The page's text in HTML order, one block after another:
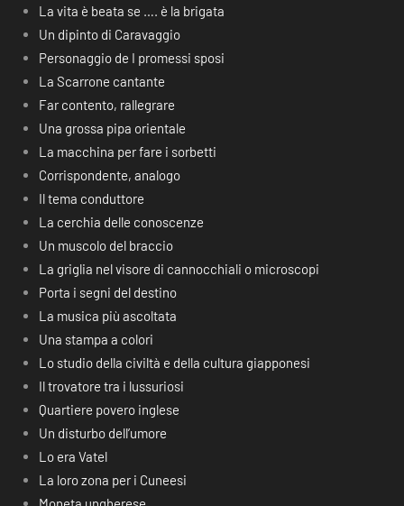
La vita è beata se …. è la brigata
Un dipinto di Caravaggio
Personaggio de I promessi sposi
La Scarrone cantante
Far contento, rallegrare
Una grossa pipa orientale
La macchina per fare i sorbetti
Corrispondente, analogo
Il tema conduttore
La cerchia delle conoscenze
Un muscolo del braccio
La griglia nel visore di cannocchiali o microscopi
Porta i segni del destino
La musica più ascoltata
Una stampa a colori
Lo studio della civiltà e della cultura giapponesi
Il trovatore tra i lussuriosi
Quartiere povero inglese
Un disturbo dell’umore
Lo era Vatel
La loro zona per i Cuneesi